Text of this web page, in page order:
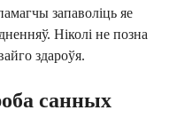
запаволіць яе
Ніколі не позна
здароўя.
санных